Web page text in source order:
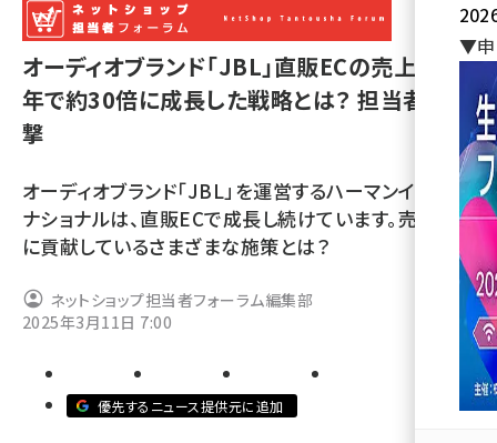
seo (3538)
ai (2820)
セミナー (2315)
z世代 (1629)
llmo (1167)
オーディオブランド「JBL」直販ECの売上が5
年で約30倍に成長した戦略とは？ 担当者に直
撃
オーディオブランド「JBL」を運営するハーマンインター
ナショナルは、直販ECで成長し続けています。売り上げ
に貢献しているさまざまな施策とは？
ネットショップ担当者フォーラム編集部
2025年3月11日 7:00
優先するニュース提供元に追加
▼申